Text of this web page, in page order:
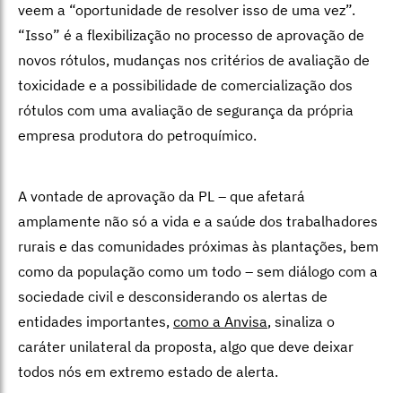
veem a “oportunidade de resolver isso de uma vez”.
“Isso” é a flexibilização no processo de aprovação de
novos rótulos, mudanças nos critérios de avaliação de
toxicidade e a possibilidade de comercialização dos
rótulos com uma avaliação de segurança da própria
empresa produtora do petroquímico.
A vontade de aprovação da PL – que afetará
amplamente não só a vida e a saúde dos trabalhadores
rurais e das comunidades próximas às plantações, bem
como da população como um todo – sem diálogo com a
sociedade civil e desconsiderando os alertas de
entidades importantes, como a Anvisa, sinaliza o
caráter unilateral da proposta, algo que deve deixar
todos nós em extremo estado de alerta.